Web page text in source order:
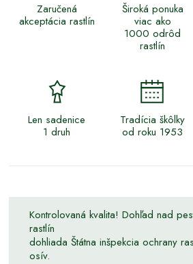
Zaručená
akceptácia rastlín
Široká ponuka
viac ako
1000 odrôd
rastlín
Len sadenice
1 druh
Tradícia škôlky
od roku 1953
Kontrolovaná kvalita! Dohľad nad
rastlín
dohliada Štátna inšpekcia ochrany
osív.